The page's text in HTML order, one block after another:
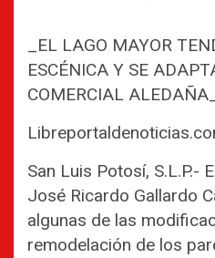
_EL LAGO MAYOR
ESCÉNICA Y SE
COMERCIAL ALEDAÑA_
San Luis Potosí, S.L.P.-
José Ricardo Gallardo
algunas de las
remodelación de los